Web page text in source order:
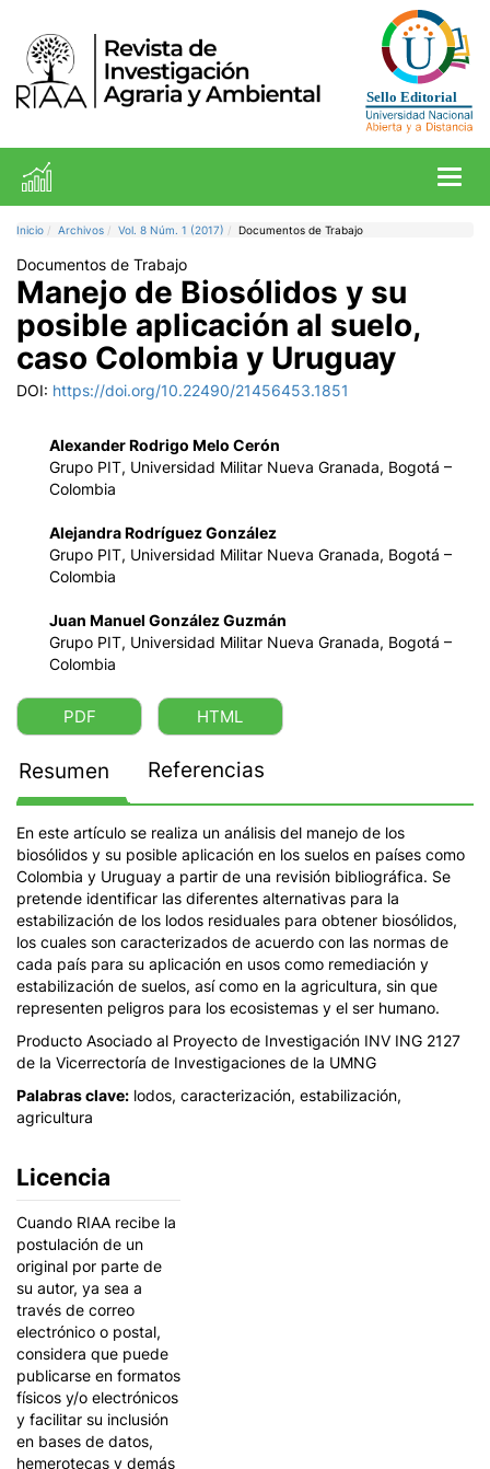
Inicio Archivos Vol. 8 Núm. 1 (2017) Documentos de Trabajo
Documentos de Trabajo
Manejo de Biosólidos y su
posible aplicación al suelo,
caso Colombia y Uruguay
DOI: https://doi.org/10.22490/21456453.1851
Alexander Rodrigo Melo Cerón
Grupo PIT, Universidad Militar Nueva Granada, Bogotá –
Colombia
Alejandra Rodríguez González
Grupo PIT, Universidad Militar Nueva Granada, Bogotá –
Colombia
Juan Manuel González Guzmán
Grupo PIT, Universidad Militar Nueva Granada, Bogotá –
Colombia
PDF HTML
Resumen Referencias
En este artículo se realiza un análisis del manejo de los
biosólidos y su posible aplicación en los suelos en países como
Colombia y Uruguay a partir de una revisión bibliográfica. Se
pretende identificar las diferentes alternativas para la
estabilización de los lodos residuales para obtener biosólidos,
los cuales son caracterizados de acuerdo con las normas de
cada país para su aplicación en usos como remediación y
estabilización de suelos, así como en la agricultura, sin que
representen peligros para los ecosistemas y el ser humano.
Producto Asociado al Proyecto de Investigación INV ING 2127
de la Vicerrectoría de Investigaciones de la UMNG
Palabras clave: lodos, caracterización, estabilización,
agricultura
Licencia
Cuando RIAA recibe la
postulación de un
original por parte de
su autor, ya sea a
través de correo
electrónico o postal,
considera que puede
publicarse en formatos
físicos y/o electrónicos
y facilitar su inclusión
en bases de datos,
hemerotecas y demás